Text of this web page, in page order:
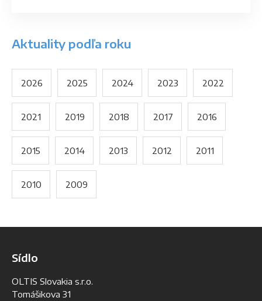
Aktuality podľa roku
2026 2025 2024 2023 2022
2021 2019 2018 2017 2016
2015 2014 2013 2012 2011
2010 2009
Sídlo
OLTIS Slovakia s.r.o.
Tomášikova 31